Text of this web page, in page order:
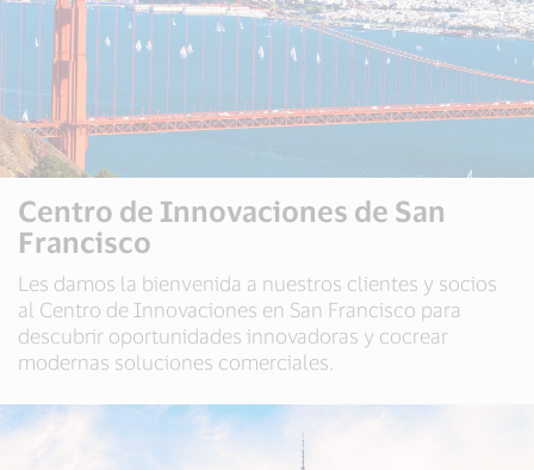
Centro de Innovaciones de San
Francisco
Les damos la bienvenida a nuestros clientes y socios
al Centro de Innovaciones en San Francisco para
descubrir oportunidades innovadoras y cocrear
modernas soluciones comerciales.